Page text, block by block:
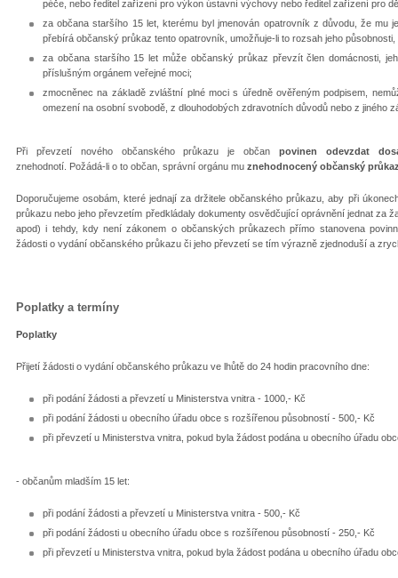
péče, nebo ředitel zařízení pro výkon ústavní výchovy nebo ředitel zařízení pro
za občana staršího 15 let, kterému byl jmenován opatrovník z důvodu, že mu
přebírá občanský průkaz tento opatrovník, umožňuje-li to rozsah jeho působnosti,
za občana staršího 15 let může občanský průkaz převzít člen domácnosti,
příslušným orgánem veřejné moci;
zmocněnec na základě zvláštní plné moci s úředně ověřeným podpisem,
omezení na osobní svobodě, z dlouhodobých zdravotních důvodů nebo z jiného
Při převzetí nového občanského průkazu je občan povinen odevzdat
znehodnotí. Požádá-li o to občan, správní orgánu mu znehodnocený občanský
Doporučujeme osobám, které jednají za držitele občanského průkazu, aby při
průkazu nebo jeho převzetím předkládaly dokumenty osvědčující oprávnění jednat za
apod) i tehdy, kdy není zákonem o občanských průkazech přímo stanovena
žádosti o vydání občanského průkazu či jeho převzetí se tím výrazně zjednoduší a
Poplatky a termíny
Poplatky
Přijetí žádosti o vydání občanského průkazu ve lhůtě do 24 hodin pracovního dne:
při podání žádosti a převzetí u Ministerstva vnitra - 1000,- Kč
při podání žádosti u obecního úřadu obce s rozšířenou působností - 500,- Kč
při převzetí u Ministerstva vnitra, pokud byla žádost podána u obecního úřadu
- občanům mladším 15 let:
při podání žádosti a převzetí u Ministerstva vnitra - 500,- Kč
při podání žádosti u obecního úřadu obce s rozšířenou působností - 250,- Kč
při převzetí u Ministerstva vnitra, pokud byla žádost podána u obecního úřadu